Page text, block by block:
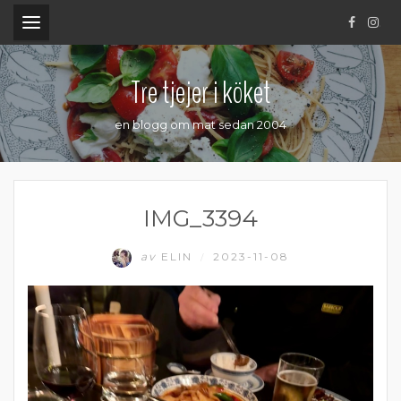
.
Tre tjejer i köket
en blogg om mat sedan 2004
IMG_3394
av ELIN 2023-11-08